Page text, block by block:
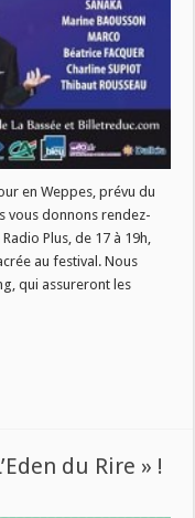
en Weppes, prévu du
vous donnons rendez-
Plus, de 17 à 19h,
au festival. Nous
qui assureront les
du Rire » !